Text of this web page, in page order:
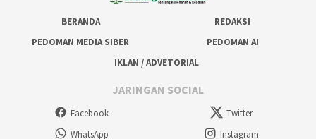
BERANDA
REDAKSI
PEDOMAN MEDIA SIBER
PEDOMAN AI
IKLAN / ADVETORIAL
JARINGAN SOCIAL
Facebook
Twitter
WhatsApp
Instagram